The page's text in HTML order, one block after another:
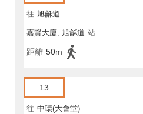
往 旭龢道
嘉賢大廈, 旭龢道 站
距離 50m
13
往 中環(大會堂)